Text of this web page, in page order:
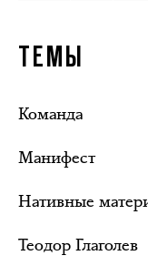
ТЕМЫ
Команда
Манифест
Нативные
Теодор Глаголев